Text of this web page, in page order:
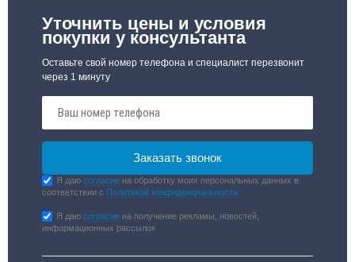
Уточнить цены и условия
покупки у консультанта
Оставьте свой номер телефона и специалист перезвонит
через 1 минуту
Я даюсогласие на обработку моих персональных данных в
соответствии с Политикой конфиденциальности
Я даюсогласие на получение рекламы, новостей,
информационных рассылок